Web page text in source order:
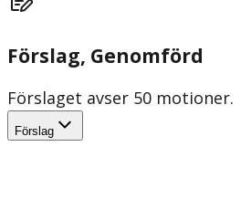
Förslag, Genomförd
Förslaget avser 50 motioner.
Förslag